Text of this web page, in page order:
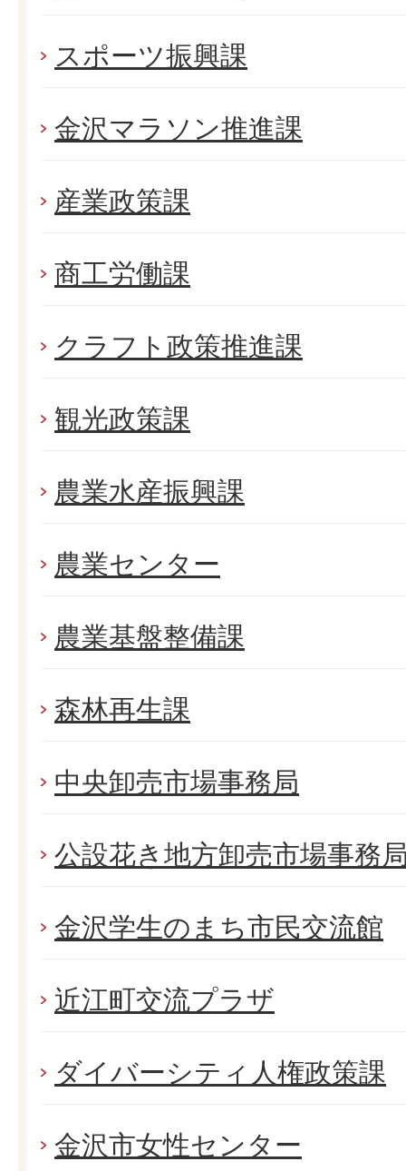
スポーツ振興課
金沢マラソン推進課
産業政策課
商工労働課
クラフト政策推進課
観光政策課
農業水産振興課
農業センター
農業基盤整備課
森林再生課
中央卸売市場事務局
公設花き地方卸売市場事務
金沢学生のまち市民交流館
近江町交流プラザ
ダイバーシティ人権政策課
金沢市女性センター